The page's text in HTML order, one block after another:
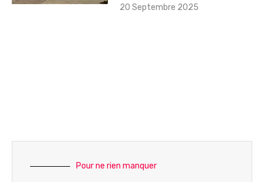
20 Septembre 2025
Pour ne rien manquer